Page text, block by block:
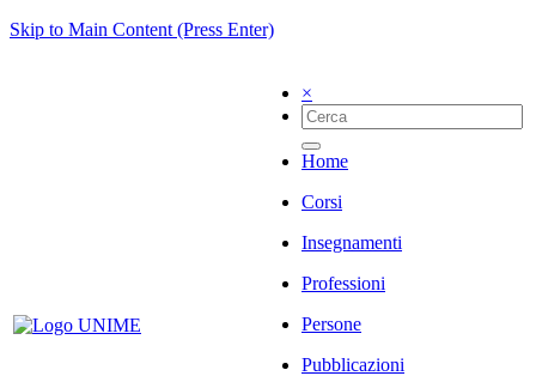
Skip to Main Content (Press Enter)
×
Home
Corsi
Insegnamenti
Professioni
Persone
Pubblicazioni